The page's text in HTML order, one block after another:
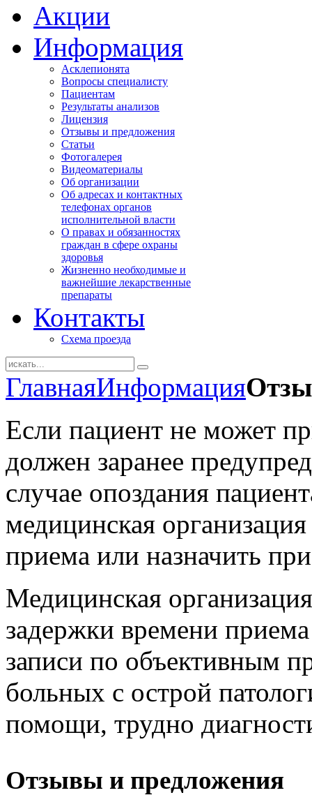
Акции
Информация
Асклепионята
Вопросы специалисту
Пациентам
Результаты анализов
Лицензия
Отзывы и предложения
Статьи
Фотогалерея
Видеоматериалы
Об организации
Об адресах и контактных
телефонах органов
исполнительной власти
О правах и обязанностях
граждан в сфере охраны
здоровья
Жизненно необходимые и
важнейшие лекарственные
препараты
Контакты
Схема проезда
ГлавнаяИнформация
Если пациент не может
должен заранее
случае опоздания
медицинская
приема или назначить
Медицинская
задержки времени
записи по объективным
больных с острой
помощи, трудно
Отзывы и предложения